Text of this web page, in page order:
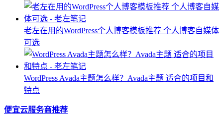
老左在用的WordPress个人博客模板推荐 个人博客自媒体
可选
WordPress Avada主题怎么样？Avada主题 适合的项目和
特点
便宜云服务商推荐